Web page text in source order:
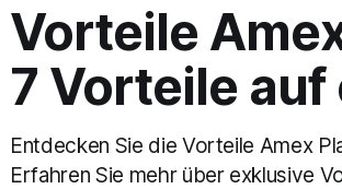
Vorteile
7 Vorteile
Entdecken Sie die Vorteile Amex
Erfahren Sie mehr über exklusive